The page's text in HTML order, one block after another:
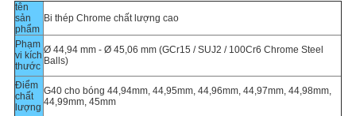
tên
sản
phẩm
Bi thép Chrome chất lượng cao
Phạm
vi kích
thước
Ø 44,94 mm - Ø 45,06 mm (GCr15 / SUJ2 / 100Cr6 Chrome Steel
Balls)
Điểm
chất
lượng
G40 cho bóng 44,94mm, 44,95mm, 44,96mm, 44,97mm, 44,98mm,
44,99mm, 45mm